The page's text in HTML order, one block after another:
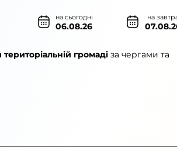
на сьогодні
06.08.26
на
територіальній громаді за чергами та